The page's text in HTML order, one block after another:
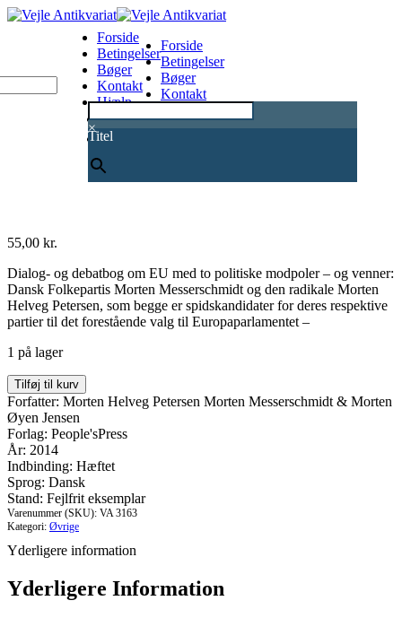
×
Titel
Forside
Betingelser
Bøger
Kontakt
Hjælp
0
Forside
Betingelser
Bøger
Kontakt
55,00 kr.
Dialog- og debatbog om EU med to politiske modpoler – og venner:
Dansk Folkepartis Morten Messerschmidt og den radikale Morten
Helveg Petersen, som begge er spidskandidater for deres respektive
partier til det forestående valg til Europaparlamentet –
1 på lager
Det
er
(ikke)
sort/hvidt
-
samtaler
om
skepsis,
demokrati
og
visioner
for
#
Tilføj til kurv
Forfatter: Morten Helveg Petersen Morten Messerschmidt & Morten
Øyen Jensen
Forlag: People'sPress
År: 2014
Indbinding: Hæftet
Sprog: Dansk
Stand: Fejlfrit eksemplar
Varenummer (SKU): VA 3163
Kategori: Øvrige
Yderligere information
Yderligere Information